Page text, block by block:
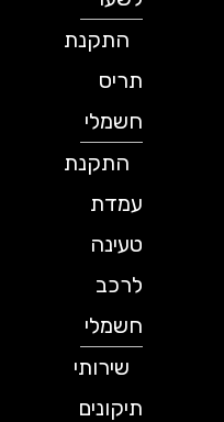
התקנת
תריס
חשמלי
התקנת
עמדת
טעינה
לרכב
חשמלי
שירותי
תיקונים